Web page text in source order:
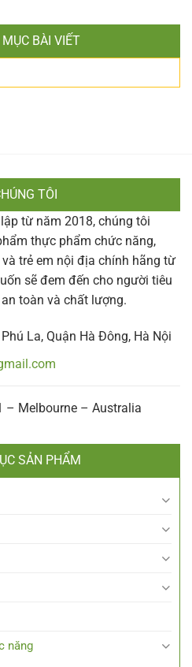
MỤC BÀI VIẾT
TÔI
từ năm 2018, chúng tôi
thực phẩm chức năng,
trẻ em nội địa chính hãng từ
sẽ đem đến cho người tiêu
toàn và chất lượng.
La, Quận Hà Đông, Hà Nội
– Melbourne – Australia
SẢN PHẨM
năng